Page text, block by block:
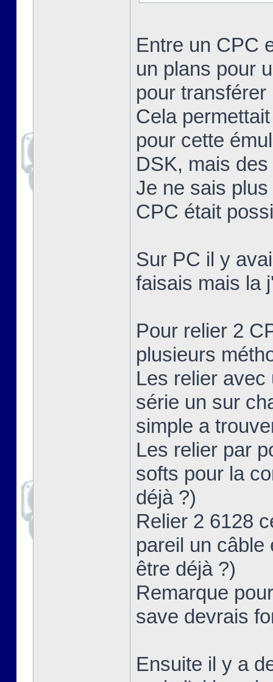
Entre un CPC
un plans pour
pour
Cela
pour cette
DSK, mais
Je ne sais
CPC était
Sur PC il y
faisais mais la
Pour relier 2
plusieurs
Les relier avec
série un sur
simple a
Les relier par
softs pour la
déjà ?)
Relier 2 6128
pareil un
être déjà ?)
Remarque
save devrais
Ensuite il y a